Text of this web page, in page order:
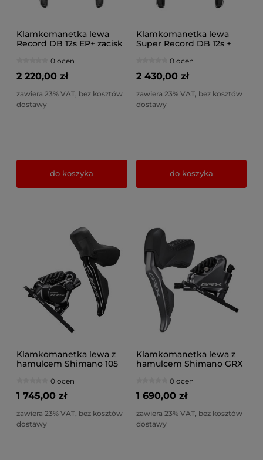
Klamkomanetka lewa
Record DB 12s EP+ zacisk
0 ocen
2 220,00 zł
zawiera 23% VAT, bez kosztów
dostawy
do koszyka
Klamkomanetka lewa
Super Record DB 12s +
0 ocen
2 430,00 zł
zawiera 23% VAT, bez kosztów
dostawy
do koszyka
Klamkomanetka lewa z
hamulcem Shimano 105
1000mm0 ocen
1 745,00 zł
zawiera 23% VAT, bez kosztów
dostawy
Klamkomanetka lewa z
hamulcem Shimano GRX
1000mm0 ocen
1 690,00 zł
zawiera 23% VAT, bez kosztów
dostawy